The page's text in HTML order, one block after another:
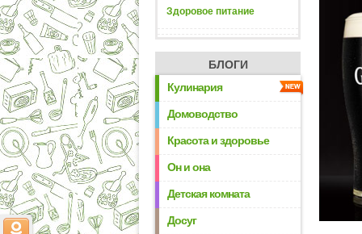
Здоровое питание
БЛОГИ
Кулинария
Домоводство
Красота и здоровье
Он и она
Детская комната
Досуг